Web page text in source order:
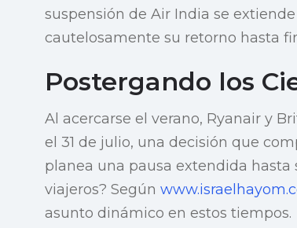
suspensión de Air India se
cautelosamente su retorno hasta
Postergando los
Al acercarse el verano, Ryanair y
el 31 de julio, una decisión que
planea una pausa extendida hasta
viajeros? Según
asunto dinámico en estos tiempos.